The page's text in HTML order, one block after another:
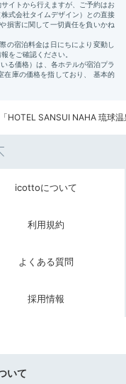
豆腐、島野菜、県産
めますよ。
「HOTEL SANSUI NAHA 琉球
icottoについて
利用規約
よくある質問
採用情報
いて